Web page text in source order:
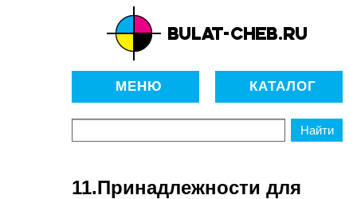
материалы для копировально-
множительной техники
МЕНЮ КАТАЛОГ
11.Принадлежности для